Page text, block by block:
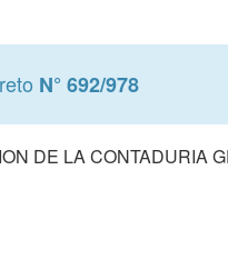
N° 692/978
DE LA CONTADURIA